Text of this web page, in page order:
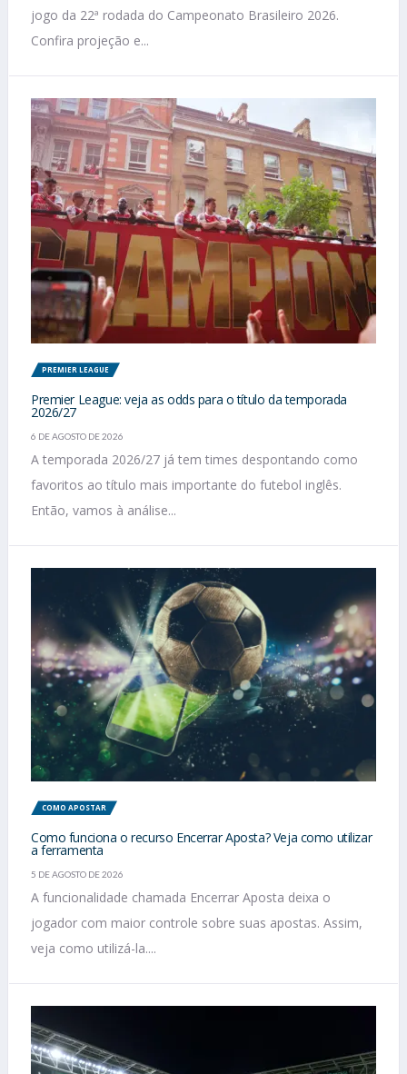
jogo da 22ª rodada do Campeonato Brasileiro 2026.
Confira projeção e...
PREMIER LEAGUE
Premier League: veja as odds para o título da temporada
2026/27
6 DE AGOSTO DE 2026
A temporada 2026/27 já tem times despontando como
favoritos ao título mais importante do futebol inglês.
Então, vamos à análise...
COMO APOSTAR
Como funciona o recurso Encerrar Aposta? Veja como utilizar
a ferramenta
5 DE AGOSTO DE 2026
A funcionalidade chamada Encerrar Aposta deixa o
jogador com maior controle sobre suas apostas. Assim,
veja como utilizá-la....